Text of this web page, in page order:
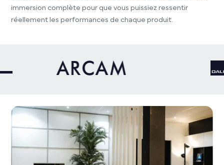
immersion complète pour que vous puissiez ressentir
réellement les performances de chaque produit.